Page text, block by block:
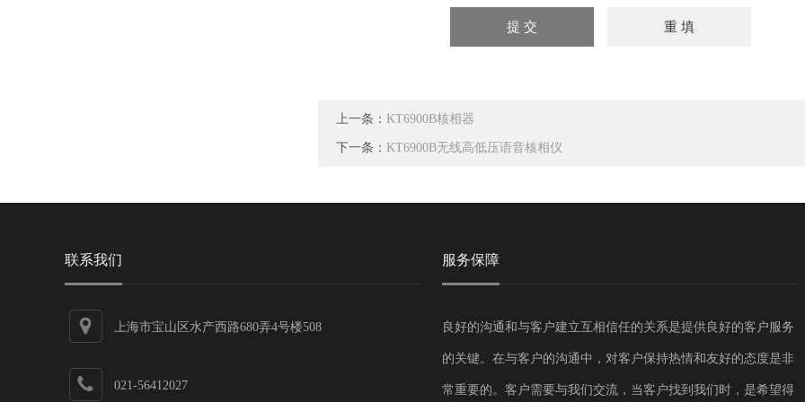
上一条： KT6900B核相器
下一条： KT6900B无线高低压语音核相仪
联系我们
上海市宝山区水产西路680弄4号楼508
021-56412027
服务保障
良好的沟通和与客户建立互相信任的关系是提供良好的客户服务
的关键。在与客户的沟通中，对客户保持热情和友好的态度是非
常重要的。客户需要与我们交流，当客户找到我们时，是希望得